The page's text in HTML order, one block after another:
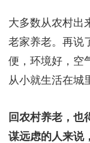
大多数从农村出
老家养老。再说
便，环境好，空
从小就生活在城
回农村养老，也
谋远虑的人来说